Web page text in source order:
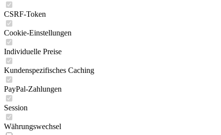
CSRF-Token
Cookie-Einstellungen
Individuelle Preise
Kundenspezifisches Caching
PayPal-Zahlungen
Session
Währungswechsel